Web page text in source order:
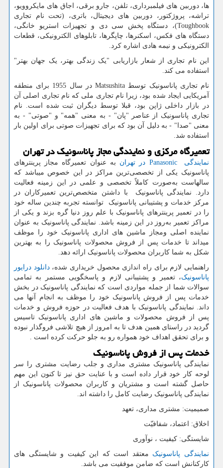
ها، دوربین های فیلمبرداری، تلفن، جارو برقی، اجاق های مایکروویو،
تراشه، پروژکتور، دوربین های دیجیتال، باتری، (تحت نام تجاری
Toughbook)، دستگاه پخش سی دی و تجهیزات استریو خانگی،
دستگاه های فکس، اسکنرها، چاپگرها، تابلوهای الکترونیکی، قطعات
الکترونیکی و نیمه هادی اشاره کرد.
این نام تجاری از شعار بازاریابی "یک زندگی بهتر، یک جهان بهتر"
استفاده می کند.
نام تجاری پاناسونیک توسط Matsushita
در سال 1955 برای منطقه
آمریکایی ایجاد شده بود، زیرا نام تجاری ملی که نام تجاری اصلی آن
در بازار داخلی ژاپن بود، قبلا توسط دیگران ثبت شده است. نام
تجاری پاناسونیک از عناصر "پان" - به معنی "همه" و "صوتی" - به
معنی "صدا" - به دلیل آن بود که برای تجهیزات صوتی برای اولین بار
استفاده شد.
تعمیرگاه مرکزی و نمایندگی مجاز پاناسونیک در تهران
نمایندگیPanasonic در تهران به عنوان تعمیرگاه مجاز پرینترهای
پاناسونیک یکی از تخصصی‌ترین مراکز در این خصوص میباشد که
سالهاست به‌صورت کاملاً تخصصی و علمی در این زمینه فعالیت
دارد. نمایندگی پاناسونیک با داشتن متخصص‌ترین تعمیرکاران در
مرکز خدمات و پشتیبانی پاناسونیک توانسته‌ تجربه چندین ساله خود
را در تعمیر پرینترهای پاناسونیک با علم روز دنیا گره بزند و یکی از
مراکز تعمیر به‌روز در این زمینه باشد. نمایندگی پاناسونیک به عنوان
نماینده اصلی ومجاز ماشین های اداری پاناسونیک خود را موظف
میداند تا خدمات پس از فروش محصولات پاناسونیک را به بهترین
شکل به شما کاربران محصولات پاناسونیک ارائه دهد.
راهنمایی لازم برای راه اندازی محصول خریداری شده،دانلود درایور
پاناسونیک، تعمیر و پشتیبانی لازم و پاسخگویی مستمر به تمامی
سوالات شما از جمله مواردی است که نمایندگی پاناسونیک در بخش
خدمات پس از فروش پاناسونیک خود را موظف به انجام آنها می
داند. نمایندگی پاناسونیک با هدف فعالیت در حوزه فروش و خدمات
پس از فروش محصولات و ماشین های اداری پاناسونیک تاسیس
گردید در راستای همین هدف تا به امروز از هیچ تلاشی فروگذار نبوده
و برای تحقق اهداف خود همواره رو به جلو حرکت کرده است .
خدمات پس از فروش پاناسونیک
نمایندگی پاناسونیک مشتری مداری و جلب رضایت مشتری را سر
لوحه کار خود قرار داده است و با عنایت حق نیز تا کنون این مهم
حاصل گشته است و مشتریان و کاربران محصولات پاناسونیک از
نمایندگی پاناسونیک رضایت کامل را داشته اند.
صمیمیت: مشتری مداری، تعهد
اخلاق: اعتماد، شفافیّت
شایستگی: کیفیت ، نوآوری
نمایندگی پاناسونیک معتقد است که این کیفیت و شایستگی های
کارکنانش است که ضامن موفقیت می باشد.